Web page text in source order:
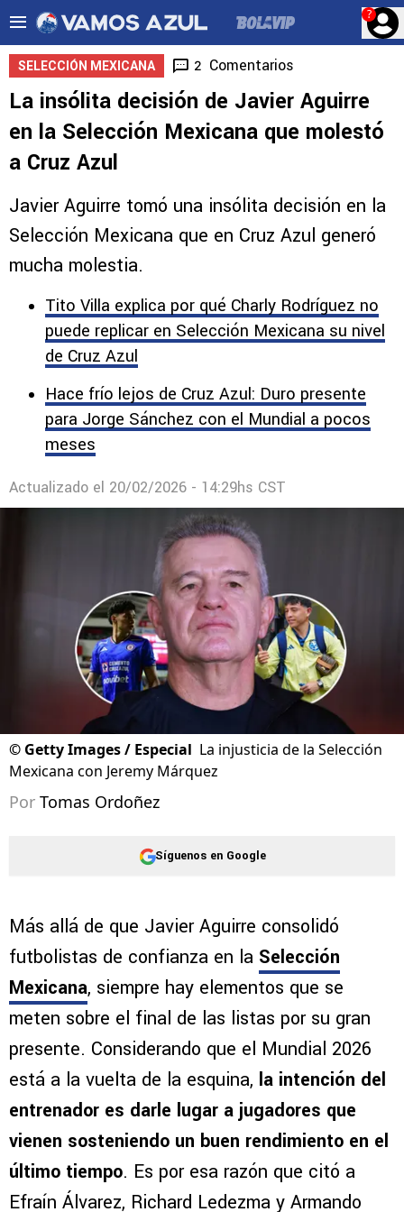
?
SELECCIÓN MEXICANA 2 Comentarios
La insólita decisión de Javier Aguirre
en la Selección Mexicana que molestó
a Cruz Azul
Javier Aguirre tomó una insólita decisión en la
Selección Mexicana que en Cruz Azul generó
mucha molestia.
Tito Villa explica por qué Charly Rodríguez no
puede replicar en Selección Mexicana su nivel
de Cruz Azul
Hace frío lejos de Cruz Azul: Duro presente
para Jorge Sánchez con el Mundial a pocos
meses
Actualizado el 20/02/2026 - 14:29hs CST
© Getty Images / Especial La injusticia de la Selección
Mexicana con Jeremy Márquez
Por Tomas Ordoñez
Síguenos en Google
Más allá de que Javier Aguirre consolidó
futbolistas de confianza en la Selección
Mexicana, siempre hay elementos que se
meten sobre el final de las listas por su gran
presente. Considerando que el Mundial 2026
está a la vuelta de la esquina, la intención del
entrenador es darle lugar a jugadores que
vienen sosteniendo un buen rendimiento en el
último tiempo. Es por esa razón que citó a
Efraín Álvarez, Richard Ledezma y Armando